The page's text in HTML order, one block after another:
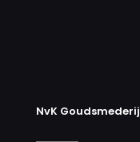
NvK Goudsmederij